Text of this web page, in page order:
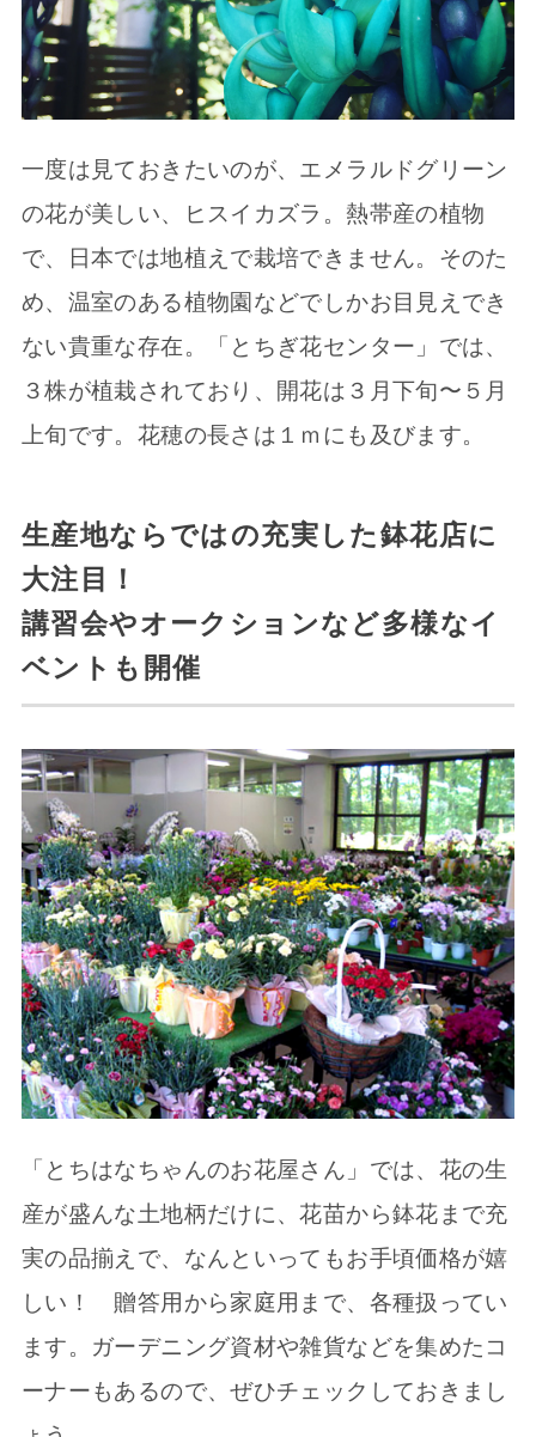
一度は見ておきたいのが、エメラルドグリーン
の花が美しい、ヒスイカズラ。熱帯産の植物
で、日本では地植えで栽培できません。そのた
め、温室のある植物園などでしかお目見えでき
ない貴重な存在。「とちぎ花センター」では、
３株が植栽されており、開花は３月下旬〜５月
上旬です。花穂の長さは１ｍにも及びます。
生産地ならではの充実した鉢花店に
大注目！
講習会やオークションなど多様なイ
ベントも開催
「とちはなちゃんのお花屋さん」では、花の生
産が盛んな土地柄だけに、花苗から鉢花まで充
実の品揃えで、なんといってもお手頃価格が嬉
しい！ 贈答用から家庭用まで、各種扱ってい
ます。ガーデニング資材や雑貨などを集めたコ
ーナーもあるので、ぜひチェックしておきまし